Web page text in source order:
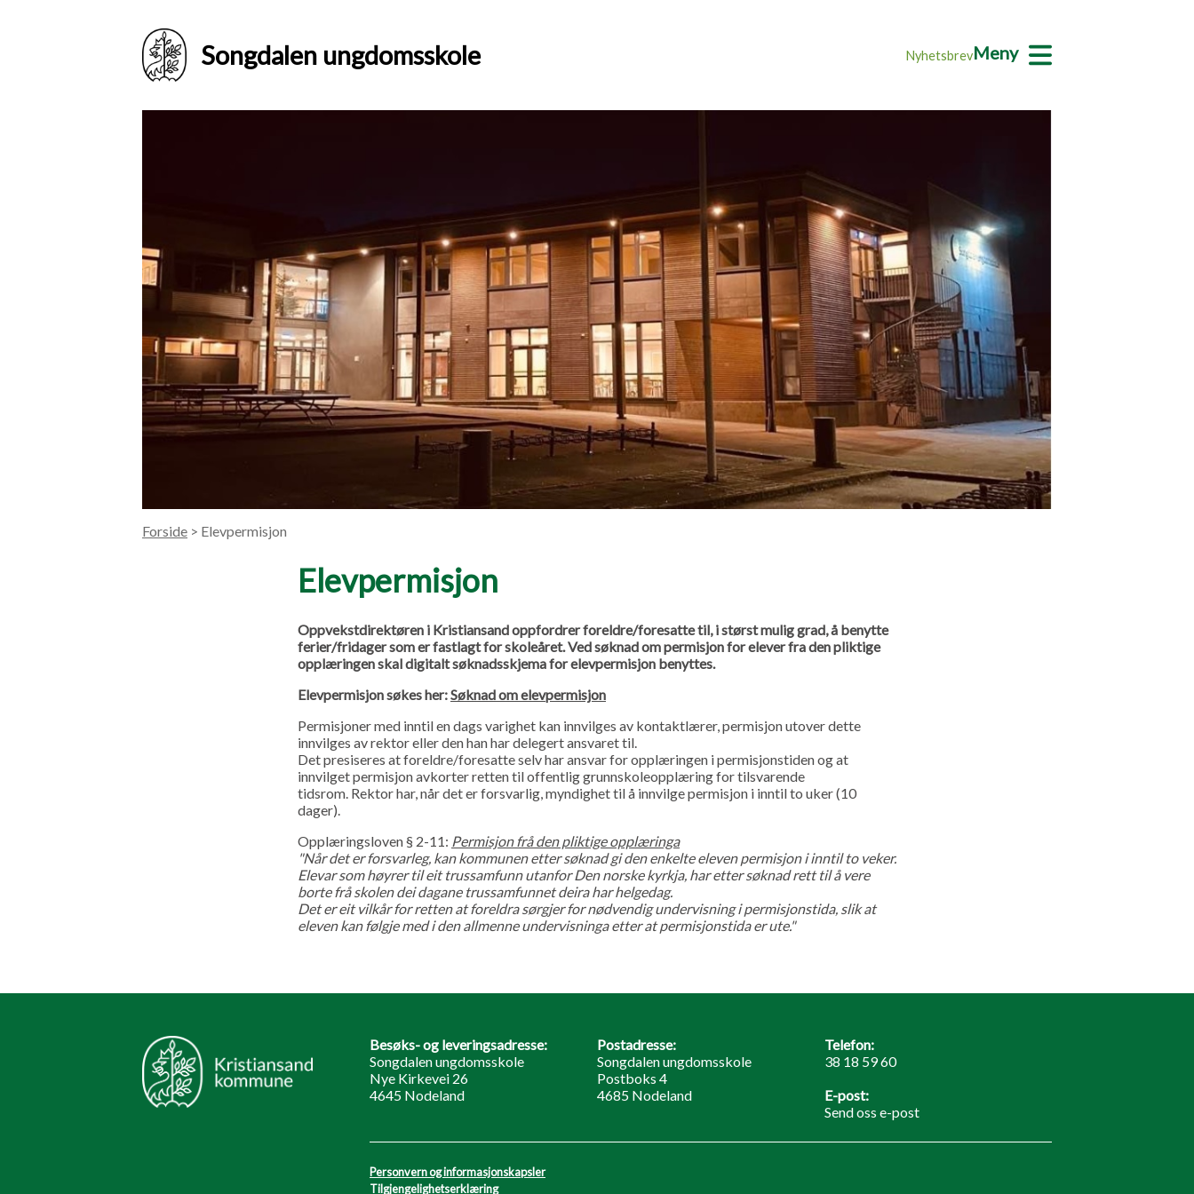
Songdalen ungdomsskole NyhetsbrevMeny
Forside > Elevpermisjon
Elevpermisjon
Oppvekstdirektøren i Kristiansand oppfordrer foreldre/foresatte til, i størst mulig grad, å benytte
ferier/fridager som er fastlagt for skoleåret. Ved søknad om permisjon for elever fra den pliktige
opplæringen skal digitalt søknadsskjema for elevpermisjon benyttes.
Elevpermisjon søkes her:Søknad om elevpermisjon
Permisjoner med inntil en dags varighet kan innvilges av kontaktlærer, permisjon utover dette
innvilges av rektor eller den han har delegert ansvaret til.
Det presiseres at foreldre/foresatte selv har ansvar for opplæringen i permisjonstiden og at
innvilget permisjon avkorter retten til offentlig grunnskoleopplæring for tilsvarende
tidsrom. Rektor har, når det er forsvarlig, myndighet til å innvilge permisjon i inntil to uker (10
dager).
Opplæringsloven § 2-11: Permisjon frå den pliktige opplæringa
"Når det er forsvarleg, kan kommunen etter søknad gi den enkelte eleven permisjon i inntil to veker.
Elevar som høyrer til eit trussamfunn utanfor Den norske kyrkja, har etter søknad rett til å vere
borte frå skolen dei dagane trussamfunnet deira har helgedag.
Det er eit vilkår for retten at foreldra sørgjer for nødvendig undervisning i permisjonstida, slik at
eleven kan følgje med i den allmenne undervisninga etter at permisjonstida er ute."
Besøks- og leveringsadresse:
Songdalen ungdomsskole
Nye Kirkevei 26
4645 Nodeland
Postadresse:
Songdalen ungdomsskole
Postboks 4
4685 Nodeland
Telefon:
38 18 59 60
E-post:
Send oss e-post
Personvern og informasjonskapsler
Tilgjengelighetserklæring